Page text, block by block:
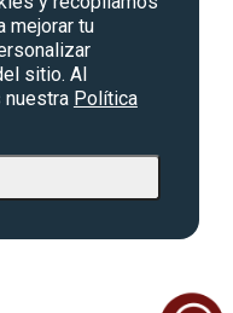
mejorar tu
sitio. Al
nuestra Política